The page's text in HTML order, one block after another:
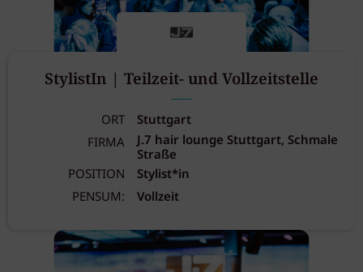
StylistIn | Teilzeit- und Vollzeitstelle
ORT
Stuttgart
FIRMA
J.7 hair lounge Stuttgart, Schmale
Straße
POSITION
Stylist*in
PENSUM:
Vollzeit